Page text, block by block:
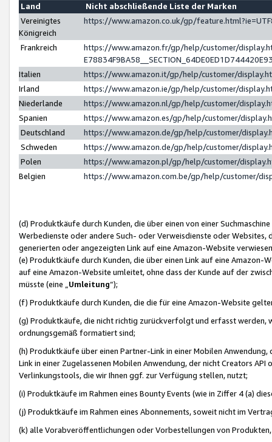
Land
Nicht abschließende Liste der Marken
Vereinigtes
Königreich
https://www.amazon.co.uk/gp/
Frankreich
https://www.amazon.fr/gp/help/customer/
Italien
https://www.amazon.it/gp/help/customer/
Irland
https://www.amazon.ie/gp/help/customer/
Niederlande
https://www.amazon.nl/gp/help/customer/
Spanien
https://www.amazon.es/gp/help/customer/
Deutschland
https://www.amazon.de/gp/help/customer/
Schweden
https://www.amazon.de/gp/help/customer/
Polen
https://www.amazon.pl/gp/help/customer/
Belgien
https://www.amazon.com.be/gp/help/customer/
(d) Produktkäufe durch Kunden, die über einen von einer
Werbedienste oder andere Such- oder Verweisdienste oder Websites,
generierten oder angezeigten Link auf eine Amazon-Website
(e) Produktkäufe durch Kunden, die über einen Link auf eine
auf eine Amazon-Website umleitet, ohne dass der Kunde auf der
müsste (eine „ Umleitung“);
(f) Produktkäufe durch Kunden, die die für eine Amazon-Website
(g) Produktkäufe, die nicht richtig zurückverfolgt und erfasst werden,
ordnungsgemäß formatiert sind;
(h) Produktkäufe über einen Partner-Link in einer Mobilen
Link in einer Zugelassenen Mobilen Anwendung, der nicht Creators
Verlinkungstools, die wir Ihnen ggf. zur Verfügung stellen, nutzt;
(i) Produktkäufe im Rahmen eines Bounty Events (wie in Ziffer 4 (a)
(j) Produktkäufe im Rahmen eines Abonnements, soweit nicht im
(k) alle Vorabveröffentlichungen oder Vorbestellungen von